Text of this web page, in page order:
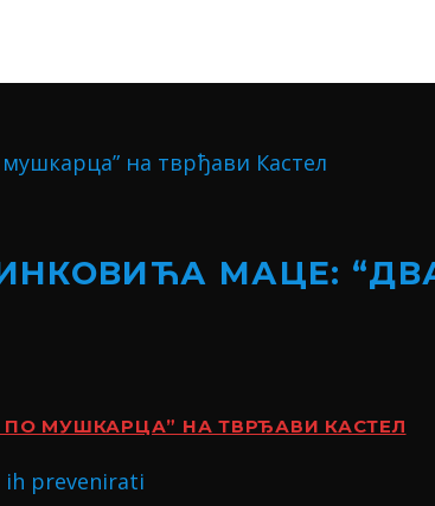
МАЦЕ:
МУШКАРЦА” НА ТВРЂАВИ КАСТЕЛ